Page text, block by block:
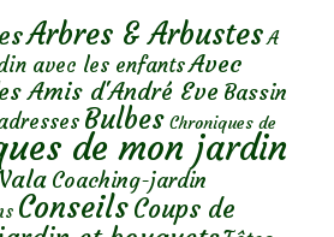
Arbres & Arbustes A
avec les enfantsAvec
Amis d'André Eve Bassin
Bulbes Chroniques de
de mon jardin
Coaching-jardin
ConseilsCoups de